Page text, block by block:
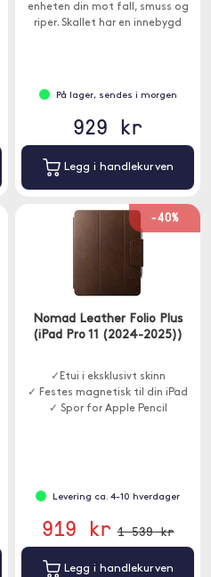
enheten din mot fall, smuss og
riper. Skallet har en innebygd
På lager, sendes i morgen
929 kr
Legg i handlekurven
-40%
Nomad Leather Folio Plus
(iPad Pro 11 (2024-2025))
✓Etui i eksklusivt skinn
✓ Festes magnetisk til din iPad
✓ Spor for Apple Pencil
Levering ca. 4-10 hverdager
919 kr 1 539 kr
Legg i handlekurven